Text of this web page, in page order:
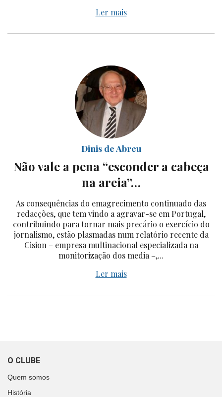
Ler mais
Dinis de Abreu
Não vale a pena “esconder a cabeça
na areia”…
As consequências do emagrecimento continuado das
redacções, que tem vindo a agravar-se em Portugal,
contribuindo para tornar mais precário o exercício do
jornalismo, estão plasmadas num relatório recente da
Cision – empresa multinacional especializada na
monitorização dos media –,...
Ler mais
O CLUBE
Quem somos
História